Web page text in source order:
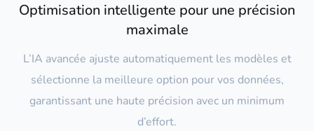
Optimisation intelligente pour une précision
maximale
L’IA avancée ajuste automatiquement les modèles et
sélectionne la meilleure option pour vos données,
garantissant une haute précision avec un minimum
d’effort.